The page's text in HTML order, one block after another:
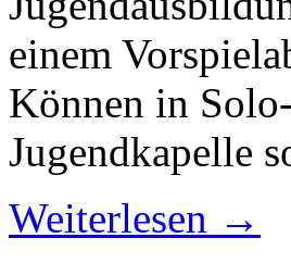
einem
Können in
Jugendkapelle
Weiterlesen →